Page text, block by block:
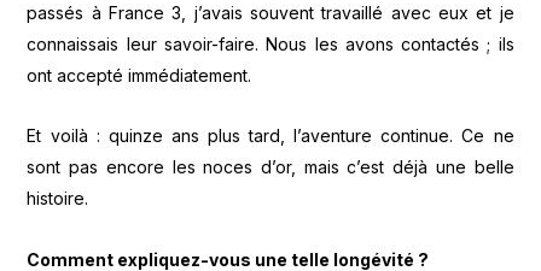
passés à France 3, j’avais souvent travaillé avec eux et je
connaissais leur savoir-faire. Nous les avons contactés ; ils
ont accepté immédiatement.
Et voilà : quinze ans plus tard, l’aventure continue. Ce ne
sont pas encore les noces d’or, mais c’est déjà une belle
histoire.
Comment expliquez-vous une telle longévité ?